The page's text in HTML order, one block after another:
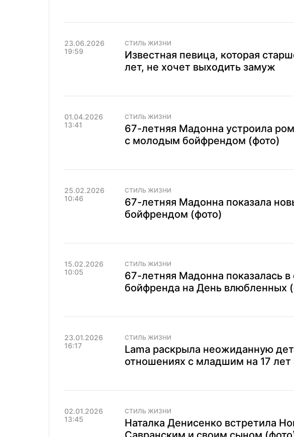
23.06.2026
19:59
СТИЛЬ ЖИЗНИ
Известная певица, которая
лет, не хочет выходить замуж
01.04.2026
13:41
СТИЛЬ ЖИЗНИ
67-летняя Мадонна устроила
с молодым бойфрендом (фото)
25.02.2026
10:46
СТИЛЬ ЖИЗНИ
67-летняя Мадонна показала
бойфрендом (фото)
15.02.2026
10:05
СТИЛЬ ЖИЗНИ
67-летняя Мадонна показалась в
бойфренда на День влюбленных
23.01.2026
16:17
СТИЛЬ ЖИЗНИ
Lama раскрыла неожиданную
отношениях с младшим на 17
02.01.2026
13:45
СТИЛЬ ЖИЗНИ
Наталка Денисенко встретила